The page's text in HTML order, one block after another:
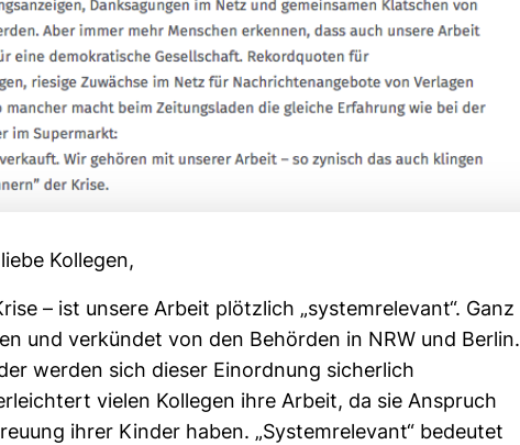
Kol­legen,
– ist unsere Arbeit plötz­lich „sys­tem­re­le­vant“. Ganz
und ver­kündet von den Behörden in NRW und Berlin.
werden sich dieser Ein­ord­nung sicher­lich
vielen Kol­legen ihre Arbeit, da sie Anspruch
ihrer Kinder haben. „Sys­tem­re­le­vant“ bedeutet